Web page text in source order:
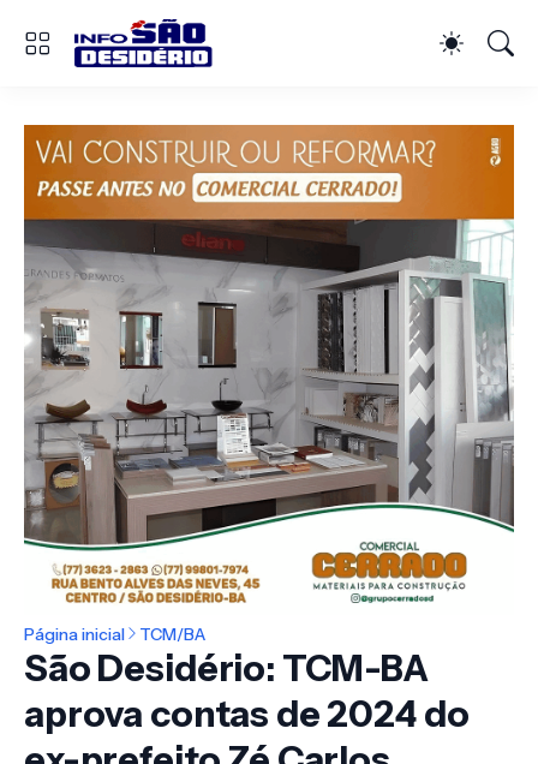
Página inicial TCM/BA
São Desidério: TCM-BA
aprova contas de 2024 do